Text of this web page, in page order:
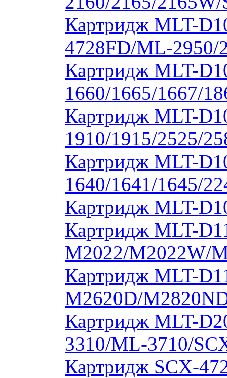
Картридж MLT-
4728FD/ML-2950/
Картридж MLT-
1660/1665/1667/
Картридж MLT-
1910/1915/2525/
Картридж MLT-
1640/1641/1645/
Картридж MLT-
Картридж MLT-
M2022/M2022W/
Картридж MLT-
M2620D/
Картридж MLT-
3310/ML-3710/
Картридж SCX-